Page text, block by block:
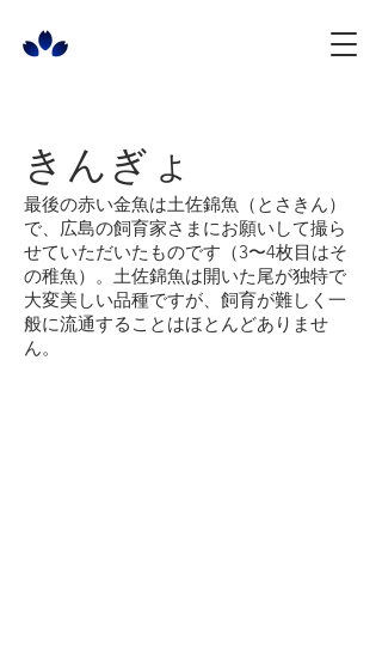
きんぎょ
最後の赤い金魚は土佐錦魚（とさきん）
で、広島の飼育家さまにお願いして撮ら
せていただいたものです（3〜4枚目はそ
の稚魚）。土佐錦魚は開いた尾が独特で
大変美しい品種ですが、飼育が難しく一
般に流通することはほとんどありませ
ん。